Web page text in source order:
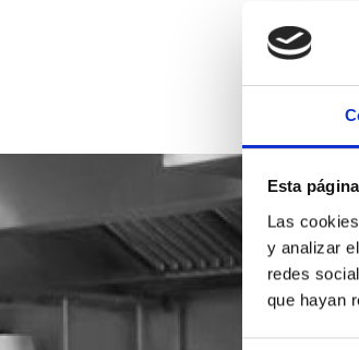
Esta
Las
y analizar
redes
que hayan